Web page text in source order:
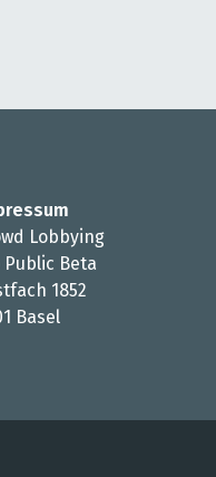
Lobbying
Beta
1852
Basel